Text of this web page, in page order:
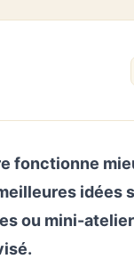
fonctionne
idées
ou mini-